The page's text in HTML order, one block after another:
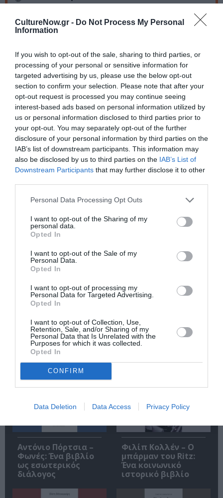
CultureNow.gr - Do Not Process My Personal
Information
If you wish to opt-out of the sale, sharing to third parties, or
processing of your personal or sensitive information for
targeted advertising by us, please use the below opt-out
section to confirm your selection. Please note that after your
opt-out request is processed you may continue seeing
interest-based ads based on personal information utilized by
us or personal information disclosed to third parties prior to
your opt-out. You may separately opt-out of the further
disclosure of your personal information by third parties on the
IAB’s list of downstream participants. This information may
also be disclosed by us to third parties on the IAB’s List of
Downstream Participants that may further disclose it to other
Personal Data Processing Opt Outs
I want to opt-out of the Sharing of my
personal data.
Opted In
I want to opt-out of the Sale of my
Personal Data.
Opted In
I want to opt-out of processing my
Personal Data for Targeted Advertising.
Opted In
I want to opt-out of Collection, Use,
Retention, Sale, and/or Sharing of my
Personal Data that Is Unrelated with the
Purposes for which it was collected.
Opted In
CONFIRM
Data Deletion Data Access Privacy Policy
Τιμή: 16,00€, ISBN: 978-960-435-932-5
Ακολουθήστε το Culturenow.gr στοGoogle Newsκαι
μάθετε πρώτοι όλες τις ειδήσεις
Δείτε όλα τατελευταία νέαγια την Τέχνη και τον
Πολιτισμό στο Culturenow.gr
Νέοι Διαγωνισμοί❯
Tags
ΕΚΔΟΣΕΙΣ ΠΟΛΙΣ
ΕΛΛΗΝΕΣ ΣΥΓΓΡΑΦΕΙΣ
ΠΕΖΟΓΡΑΦΙΑ
Newsletter
Κάθε βδομάδα στο e-mail σας τα τελευταία νέα για
την Τέχνη και τον Πολιτισμό!
Σχετικά Άρθρα
Αντόνιο Πόρτσια –
Φωνές: Ένα βιβλίο
ως εσωτερικός
διάλογος
Φιλίπ Κολλέν – Ο
μπάρμαν του Ritz:
Ένα κοινωνικό
ιστορικό βιβλίο